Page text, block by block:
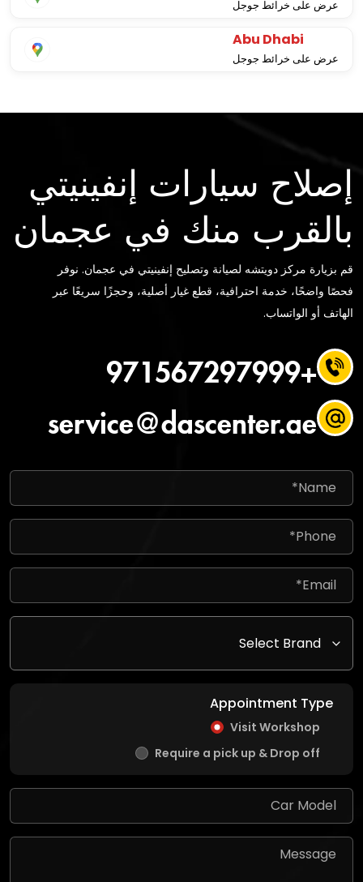
عرض على خرائط جوجل
Abu Dhabi
عرض على خرائط جوجل
إصلاح سيارات إنفينيتي
بالقرب منك في عجمان
قم بزيارة مركز دويتشه لصيانة وتصليح إنفينيتي في عجمان. نوفر
فحصًا واضحًا، خدمة احترافية، قطع غيار أصلية، وحجزًا سريعًا عبر
الهاتف أو الواتساب.
+971567297999
service@dascenter.ae
Appointment Type
Visit Workshop
Require a pick up & Drop off